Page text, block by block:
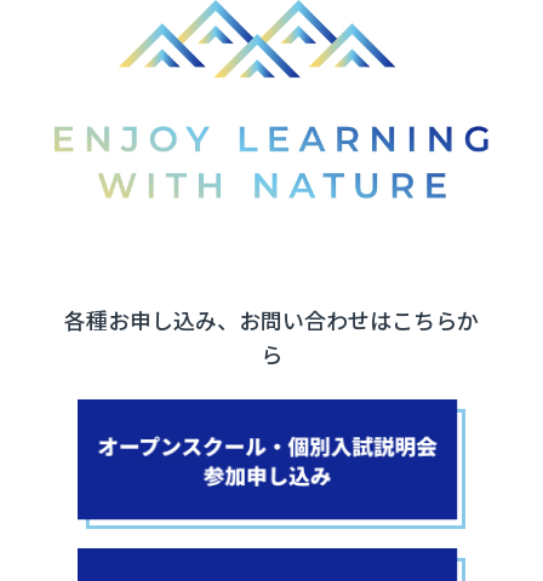
各種お申し込み、お問い合わせはこちらか
ら